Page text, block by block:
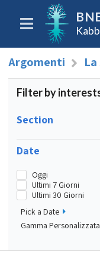
Argomenti
Filter by
Section
Date
Oggi
Ultimi 7 Giorni
Ultimi 30 Giorni
Pick a Date
Gamma Personalizzata